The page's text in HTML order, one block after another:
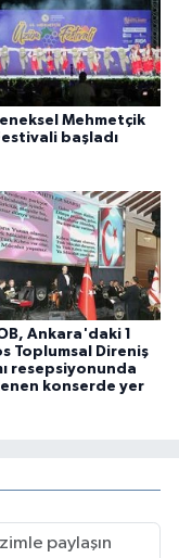
Mehmetçik
başladı
Ankara'daki 1
Toplumsal Direniş
resepsiyonunda
konserde yer